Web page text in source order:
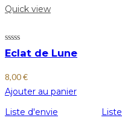
Quick view
Eclat de Lune
8,00€
Ajouter au panier
Liste d'envie